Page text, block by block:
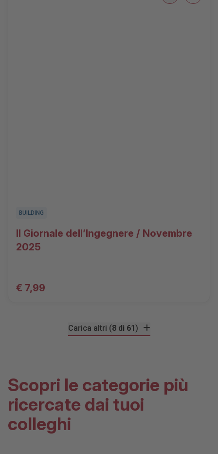
BUILDING
Il Giornale dell’Ingegnere / Novembre
2025
€ 7,99
Carica altri (8 di 61)
Scopri le categorie più
ricercate dai tuoi
colleghi